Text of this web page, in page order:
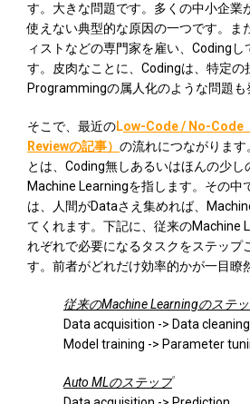
す。大きな問題です。多くの中小企業
使えない典型的な原因の一つです。ま
ィストなどの専門家を雇い、Codingし
す。皮肉なことに、Codingは、特定の
Programmingの属人化のような問題も
そこで、最近のLow-Code / No-Code
Reviewの記事） の流れにつながりま
とは、Coding無しあるいはほんの少し
Machine Learningを指します。その中
は、人間がDataさえ集めれば、
てくれます。下記に、従来のMachine
れぞれで必要になるタスクをステップ
す。前者がどれだけ効率的かが一目瞭
従来のMachine Learningのステ
Data acquisition -> Data
Model training -> Parameter
Auto MLのステップ